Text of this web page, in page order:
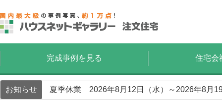
完成事例を見る 住宅会
お知らせ 夏季休業 2026年8月12日（水）～2026年8月